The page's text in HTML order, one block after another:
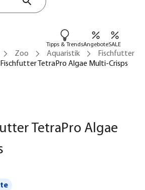
Tipps & TrendsAngeboteSALE
Zoo Aquaristik
Fischfutter
Fischfutter TetraPro Algae Multi-Crisps
TetraPro Algae